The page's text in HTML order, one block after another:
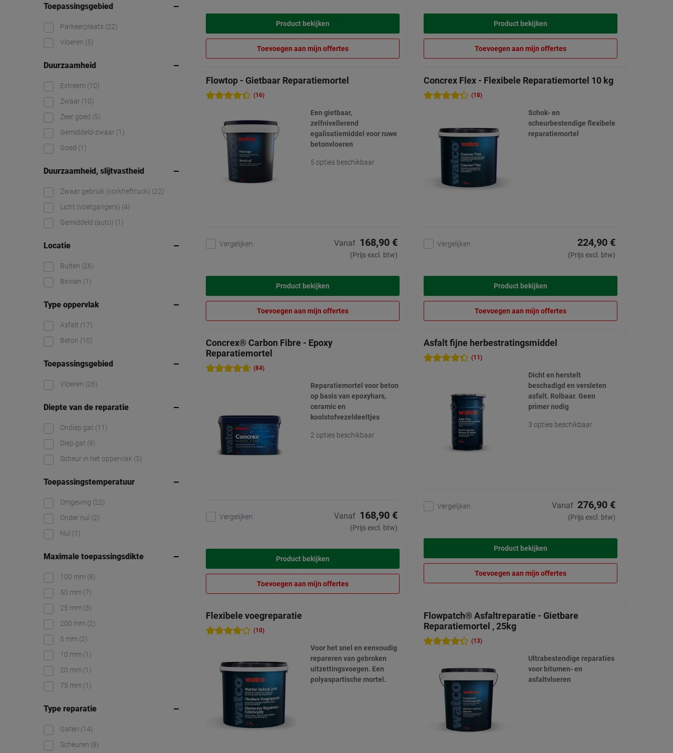
Toepassingsgebied
Parkeerplaats (22)
Vloeren (5)
Duurzaamheid
Extreem (10)
Zwaar (10)
Zeer goed (5)
Gemiddeld-zwaar (1)
Goed (1)
Duurzaamheid, slijtvastheid
Zwaar gebruik (vorkheftruck) (22)
Licht (voetgangers) (4)
Gemiddeld (auto) (1)
Locatie
Buiten (26)
Binnen (1)
Type oppervlak
Asfalt (17)
Beton (10)
Toepassingsgebied
Vloeren (26)
Diepte van de reparatie
Ondiep gat (11)
Diep gat (9)
Scheur in het oppervlak (5)
Toepassingstemperatuur
Omgeving (22)
Onder nul (2)
Nul (1)
Maximale toepassingsdikte
100 mm (8)
50 mm (7)
25 mm (3)
200 mm (2)
5 mm (2)
10 mm (1)
20 mm (1)
75 mm (1)
Type reparatie
Gaten (14)
Scheuren (8)
Product bekijken
Toevoegen aan mijn offertes
Product bekijken
Toevoegen aan mijn offertes
Flowtop - Gietbaar Reparatiemortel
(16)
Een gietbaar,
zelfnivellerend
egalisatiemiddel voor ruwe
betonvloeren
5 opties beschikbaar
Vergelijken Vanaf 168,90 €
(Prijs excl. btw)
Product bekijken
Toevoegen aan mijn offertes
Concrex Flex - Flexibele Reparatiemortel 10 kg
(18)
Schok- en
scheurbestendige flexibele
reparatiemortel
Vergelijken 224,90 €
(Prijs excl. btw)
Product bekijken
Toevoegen aan mijn offertes
Concrex® Carbon Fibre - Epoxy
Reparatiemortel
(84)
Reparatiemortel voor beton
op basis van epoxyhars,
ceramic en
koolstofvezeldeeltjes
2 opties beschikbaar
Vergelijken Vanaf 168,90 €
(Prijs excl. btw)
Product bekijken
Toevoegen aan mijn offertes
Asfalt fijne herbestratingsmiddel
(11)
Dicht en herstelt
beschadigd en versleten
asfalt. Rolbaar. Geen
primer nodig
3 opties beschikbaar
Vergelijken Vanaf 276,90 €
(Prijs excl. btw)
Product bekijken
Toevoegen aan mijn offertes
Flexibele voegreparatie
(10)
Voor het snel en eenvoudig
repareren van gebroken
uitzettingsvoegen. Een
polyaspartische mortel.
Flowpatch® Asfaltreparatie - Gietbare
Reparatiemortel , 25kg
(13)
Ultrabestendige reparaties
voor bitumen- en
asfaltvloeren